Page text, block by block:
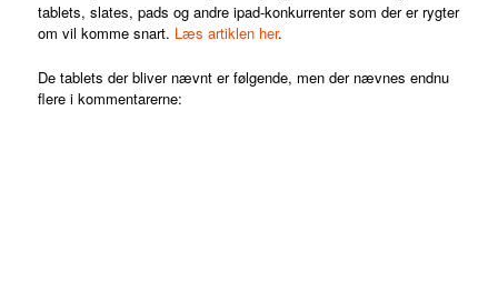
tablets, slates, pads og andre ipad-konkurrenter som der er rygter
om vil komme snart. Læs artiklen her.
De tablets der bliver nævnt er følgende, men der nævnes endnu
flere i kommentarerne: